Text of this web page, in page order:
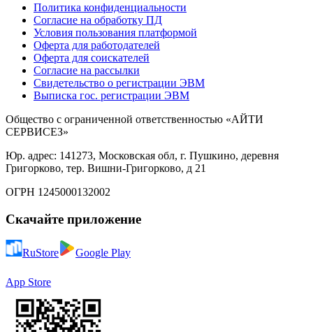
Политика конфиденциальности
Согласие на обработку ПД
Условия пользования платформой
Оферта для работодателей
Оферта для соискателей
Согласие на рассылки
Свидетельство о регистрации ЭВМ
Выписка гос. регистрации ЭВМ
Общество с ограниченной ответственностью «АЙТИ
СЕРВИСЕЗ»
Юр. адрес: 141273, Московская обл, г. Пушкино, деревня
Григорково, тер. Вишни-Григорково, д 21
ОГРН 1245000132002
Скачайте приложение
RuStore Google Play
App Store